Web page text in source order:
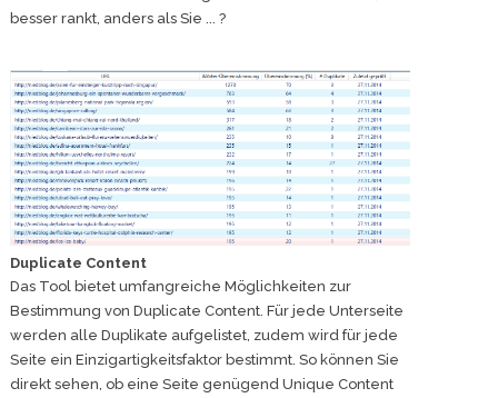
besser rankt, anders als Sie ... ?
Duplicate Content
Das Tool bietet umfangreiche Möglichkeiten zur
Bestimmung von Duplicate Content. Für jede Unterseite
werden alle Duplikate aufgelistet, zudem wird für jede
Seite ein Einzigartigkeitsfaktor bestimmt. So können Sie
direkt sehen, ob eine Seite genügend Unique Content